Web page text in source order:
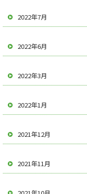
2022年7月
2022年6月
2022年3月
2022年1月
2021年12月
2021年11月